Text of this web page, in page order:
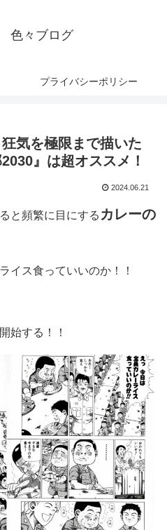
色々ブログ
プライバシーポリシー
狂気を極限まで描いた
』は超オススメ！
2024.06.21
と頻繁に目にする カレーの
ス食っていいのか！！
始する！！